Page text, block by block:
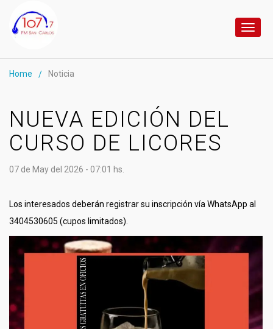
Toggle
Home / Noticia
NUEVA EDICIÓN DEL
CURSO DE LICORES
07 de May del 2026 - 07:01 hs.
Los interesados deberán registrar su inscripción vía WhatsApp al
3404530605 (cupos limitados).